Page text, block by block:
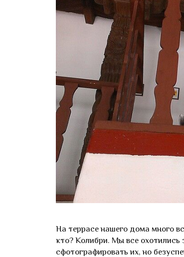
На террасе нашего дома много
кто? Колибри. Мы все
сфотографировать их, но